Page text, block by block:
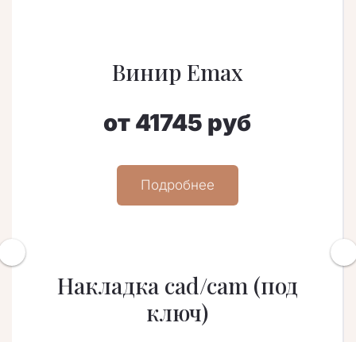
Винир Emax
от 41745 руб
Подробнее
Накладка cad/cam (под
ключ)